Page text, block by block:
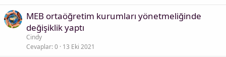
MEB ortaöğretim kurumları yönetmeliğinde
değişiklik yaptı
Cindy
Cevaplar 0 13 Eki 2021